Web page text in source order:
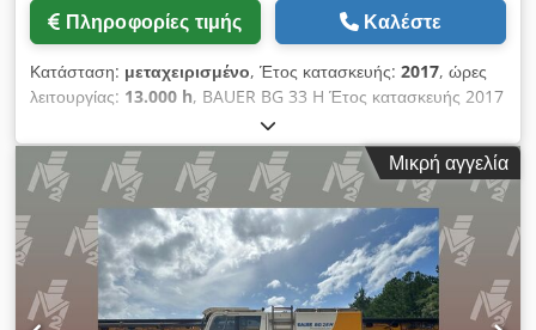
Πληροφορίες τιμής Καλέστε
Κατάσταση: μεταχειρισμένο, Έτος κατασκευής: 2017, ώρες
λειτουργίας: 13.000 h, BAUER BG 33 H Έτος κατασκευής 2017
Ώρες λειτουργίας περίπου 13.000 Άνω μέρος BAUER BT 75
Περισσότερες πληροφορίες κατόπιν αιτήματος. Dsdpfjzqcuiox
Aqgeck
Μικρή αγγελία